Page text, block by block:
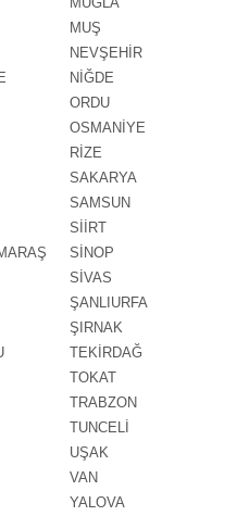
MUŞ
NEVŞEHİR
NİĞDE
ORDU
OSMANİYE
RİZE
SAKARYA
SAMSUN
SİİRT
SİNOP
SİVAS
ŞANLIURFA
ŞIRNAK
TEKİRDAĞ
TOKAT
TRABZON
TUNCELİ
UŞAK
VAN
YALOVA